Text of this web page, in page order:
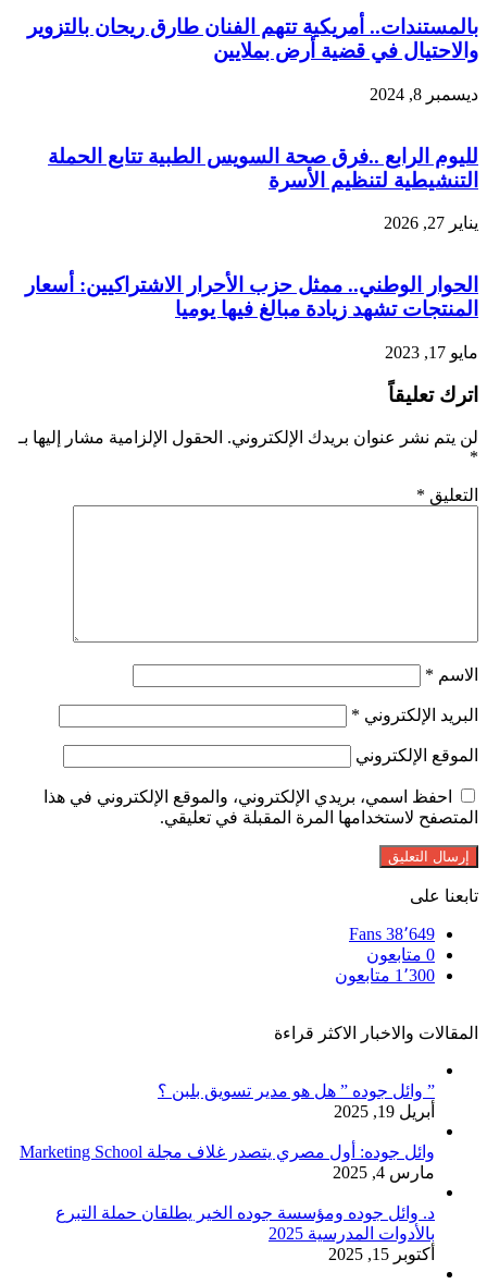
بالمستندات.. أمريكية تتهم الفنان طارق ريحان بالتزوير
والاحتيال في قضية أرض بملايين
ديسمبر 8, 2024
لليوم الرابع ..فرق صحة السويس الطبية تتابع الحملة
التنشيطية لتنظيم الأسرة
يناير 27, 2026
الحوار الوطني.. ممثل حزب الأحرار الاشتراكيين: أسعار
المنتجات تشهد زيادة مبالغ فيها يوميا
مايو 17, 2023
اترك تعليقاً
لن يتم نشر عنوان بريدك الإلكتروني. الحقول الإلزامية مشار إليها بـ
*
التعليق *
الاسم *
البريد الإلكتروني *
الموقع الإلكتروني
احفظ اسمي، بريدي الإلكتروني، والموقع الإلكتروني في هذا
المتصفح لاستخدامها المرة المقبلة في تعليقي.
تابعنا على
38٬649 Fans
0 متابعون
1٬300 متابعون
المقالات والاخبار الاكثر قراءة
” وائل جوده ” هل هو مدير تسويق بلبن ؟
أبريل 19, 2025
وائل جوده: أول مصري يتصدر غلاف مجلة Marketing School
مارس 4, 2025
د. وائل جوده ومؤسسة جوده الخير يطلقان حملة التبرع
بالأدوات المدرسية 2025
أكتوبر 15, 2025